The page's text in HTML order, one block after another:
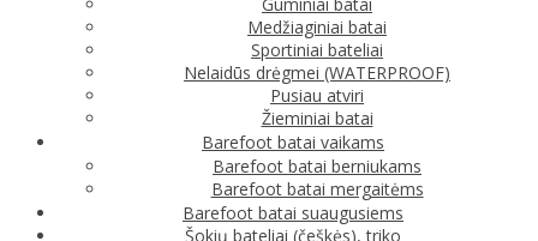
Medžiaginiai batai
Sportiniai bateliai
Nelaidūs drėgmei (WATERPROOF)
Pusiau atviri
Žieminiai batai
Barefoot batai vaikams
Barefoot batai berniukams
Barefoot batai mergaitėms
Barefoot batai suaugusiems
Šokių bateliai (češkės), triko